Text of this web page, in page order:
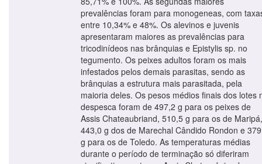
prevalências foram para monogeneas, com
entre 10,34% e 48%. Os alevinos e juvenis
apresentaram maiores as prevalências para
tricodinídeos nas brânquias e Epistylis sp. no
tegumento. Os peixes adultos foram os mais
infestados pelos demais parasitas, sendo as
brânquias a estrutura mais parasitada, pela
maioria deles. Os pesos médios finais dos lotes
despesca foram de 497,2 g para os peixes de
Assis Chateaubriand, 510,5 g para os de Maripá,
443,0 g dos de Marechal Cândido Rondon e
g para os de Toledo. As temperaturas médias
durante o período de terminação só diferiram